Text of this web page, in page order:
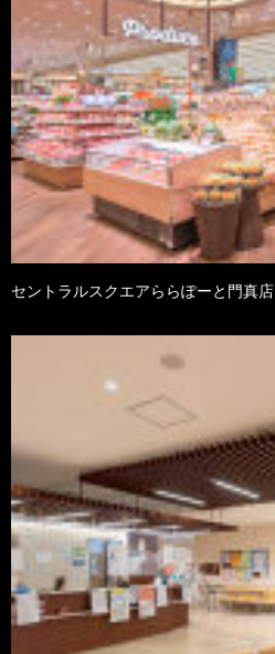
セントラルスクエアららぽーと門真店